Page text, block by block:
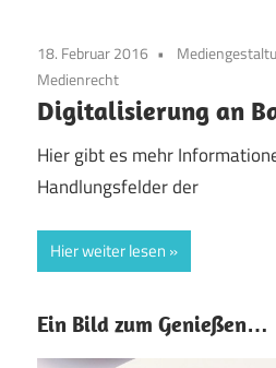
18. Februar 2016
Medienrecht
Digitalisierung an
Hier gibt es mehr
Handlungsfelder der
Hier weiter lesen
Ein Bild zum Genießen…